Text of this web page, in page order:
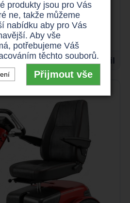
160 kg
750 W
Detail
produkty jsou pro Vás
ne, takže můžeme
nabídku aby pro Vás
Aby vše
potřebujeme Váš
těchto souborů.
Přijmout vše